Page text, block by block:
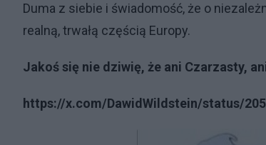
Duma z siebie i świadomość, że o
realną, trwałą częścią Europy.
Jakoś się nie dziwię, że ani Czarzasty,
https://x.com/DawidWildstein/status/